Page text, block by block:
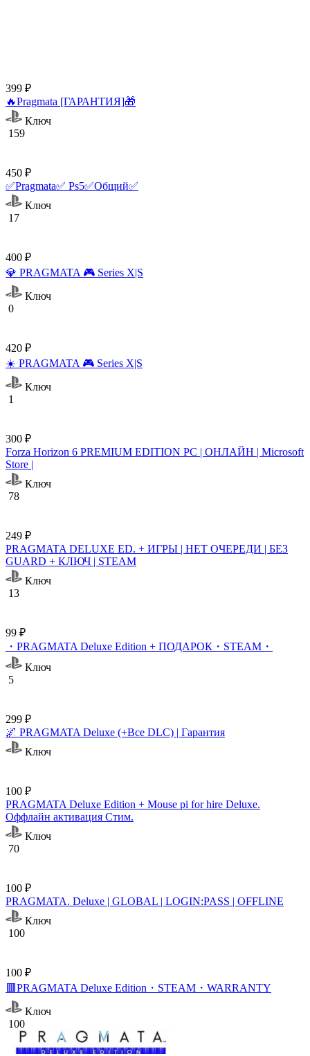
399 ₽
🔥Pragmata [ГАРАНТИЯ]🎁
Ключ
159
450 ₽
✅Pragmata✅ Ps5✅Общий✅
Ключ
17
400 ₽
💎 PRAGMATA 🎮 Series X|S
Ключ
0
420 ₽
☀️ PRAGMATA 🎮 Series X|S
Ключ
1
300 ₽
Forza Horizon 6 PREMIUM EDITION PC | ОНЛАЙН | Microsoft
Store |
Ключ
78
249 ₽
PRAGMATA DELUXE ED. + ИГРЫ | НЕТ ОЧЕРЕДИ | БЕЗ
GUARD + КЛЮЧ | STEAM
Ключ
13
99 ₽
・PRAGMATA Deluxe Edition + ПОДАРОК・STEAM・
Ключ
5
299 ₽
🌌 PRAGMATA Deluxe (+Все DLC) | Гарантия
Ключ
100 ₽
PRAGMATA Deluxe Edition + Mouse pi for hire Deluxe.
Оффлайн активация Cтим.
Ключ
70
100 ₽
PRAGMATA. Deluxe | GLOBAL | LOGIN:PASS | OFFLINE
Ключ
100
100 ₽
🟥PRAGMATA Deluxe Edition・STEAM・WARRANTY
Ключ
100